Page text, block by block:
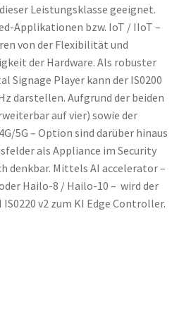
Leistungsklasse geeignet.
Applikationen bzw. IoT / IIoT –
von der Flexibilität und
der Hardware. Als robuster
Signage Player kann der IS0200
darstellen. Aufgrund der beiden
auf vier) sowie der
5G – Option sind darüber hinaus
als Appliance im Security
denkbar. Mittels AI accelerator –
Hailo-8 / Hailo-10 – wird der
v2 zum KI Edge Controller.